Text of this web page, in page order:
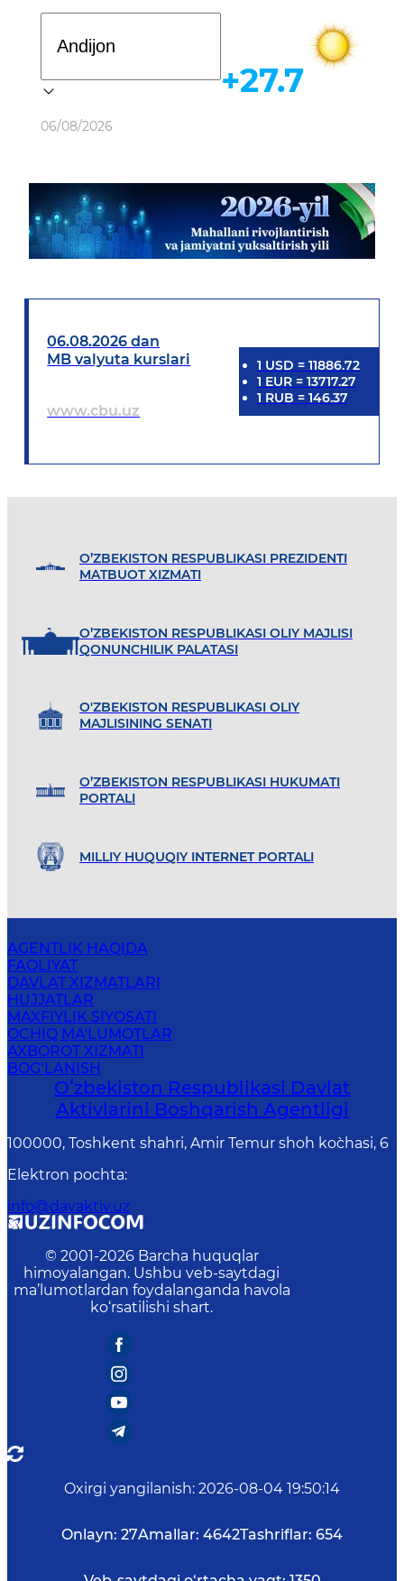
Ob-havo
06/08/2026
+27.7
06.08.2026 dan
MB valyuta kurslari
www.cbu.uz
1 USD = 11886.72
1 EUR= 13717.27
1 RUB = 146.37
O’ZBEKISTON RESPUBLIKASI PREZIDENTI
MATBUOT XIZMATI
O’ZBEKISTON RESPUBLIKASI OLIY MAJLISI
QONUNCHILIK PALATASI
O'ZBEKISTON RESPUBLIKASI OLIY
MAJLISINING SENATI
O’ZBEKISTON RESPUBLIKASI HUKUMATI
PORTALI
MILLIY HUQUQIY INTERNET PORTALI
AGENTLIK HAQIDA
FAOLIYAT
DAVLAT XIZMATLARI
HUJJATLAR
MAXFIYLIK SIYOSATI
OCHIQ MA'LUMOTLAR
AXBOROT XIZMATI
BOG‘LANISH
Oʻzbekiston Respublikasi Davlat
Aktivlarini Boshqarish Agentligi
100000, Toshkent shahri, Amir Temur shoh ko`chasi, 6
Elektron pochta:
info@davaktiv.uz
© 2001-2026 Barcha huquqlar
himoyalangan. Ushbu veb-saytdagi
ma’lumotlardan foydalanganda havola
ko‘rsatilishi shart.
Oxirgi yangilanish: 2026-08-04 19:50:14
Onlayn: 27Amallar: 4642Tashriflar: 654